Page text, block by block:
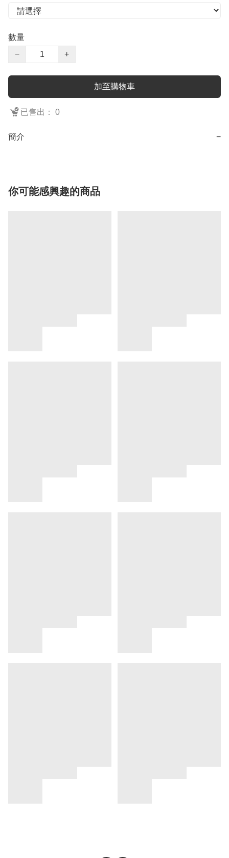
數量
−
+
加至購物車
已售出： 0
簡介 −
你可能感興趣的商品